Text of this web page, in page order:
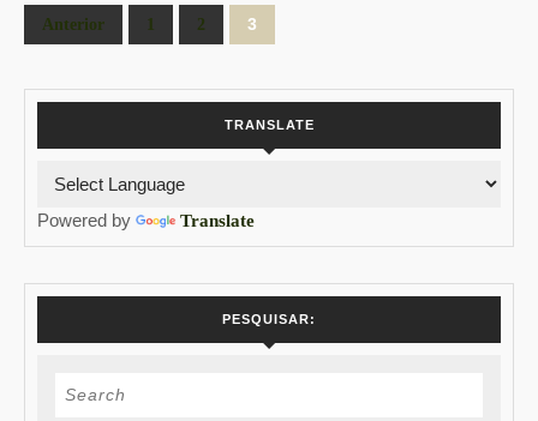
Paginação
de
posts
Anterior 1 2 3
TRANSLATE
Powered by Translate
PESQUISAR:
Search